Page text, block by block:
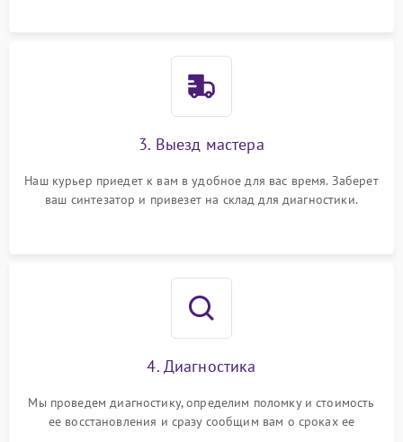
3. Выезд мастера
Наш курьер приедет к вам в удобное для вас время. Заберет
ваш синтезатор и привезет на склад для диагностики.
4. Диагностика
Мы проведем диагностику, определим поломку и стоимость
ее восстановления и сразу сообщим вам о сроках ее